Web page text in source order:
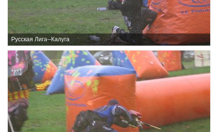
Русская Лига--Калуга